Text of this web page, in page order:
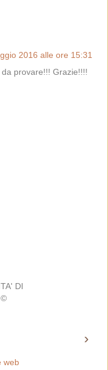
2016 alle ore 15:31
provare!!! Grazie!!!!
DI
©
›
web